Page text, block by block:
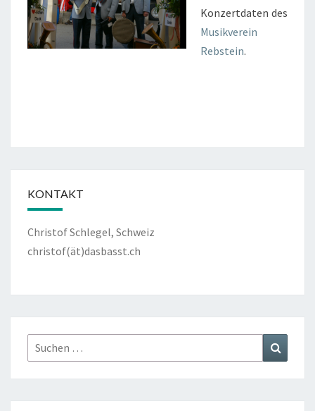
Konzertdaten des
Musikverein
Rebstein.
KONTAKT
Christof Schlegel, Schweiz
christof(ät)dasbasst.ch
Suche
nach: